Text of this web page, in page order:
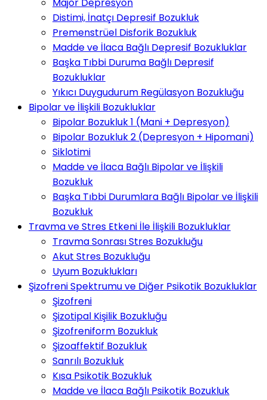
Major Depresyon
Distimi, İnatçı Depresif Bozukluk
Premenstrüel Disforik Bozukluk
Madde ve İlaca Bağlı Depresif Bozukluklar
Başka Tıbbi Duruma Bağlı Depresif
Bozukluklar
Yıkıcı Duygudurum Regülasyon Bozukluğu
Bipolar ve İlişkili Bozukluklar
Bipolar Bozukluk 1 (Mani + Depresyon)
Bipolar Bozukluk 2 (Depresyon + Hipomani)
Siklotimi
Madde ve İlaca Bağlı Bipolar ve İlişkili
Bozukluk
Başka Tıbbi Durumlara Bağlı Bipolar ve İlişkili
Bozukluk
Travma ve Stres Etkeni İle İlişkili Bozukluklar
Travma Sonrası Stres Bozukluğu
Akut Stres Bozukluğu
Uyum Bozuklukları
Şizofreni Spektrumu ve Diğer Psikotik Bozukluklar
Şizofreni
Şizotipal Kişilik Bozukluğu
Şizofreniform Bozukluk
Şizoaffektif Bozukluk
Sanrılı Bozukluk
Kısa Psikotik Bozukluk
Madde ve İlaca Bağlı Psikotik Bozukluk